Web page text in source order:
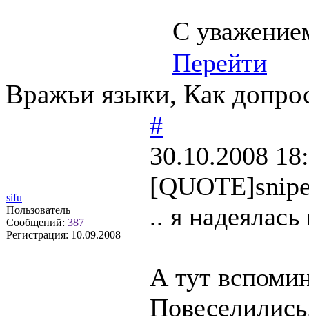
С
Перейти
Вражьи языки, Как
sifu
Пользователь
Сообщений: 387
Регистрация: 10.09.2008
#
30.10.2008
.. я
А тут